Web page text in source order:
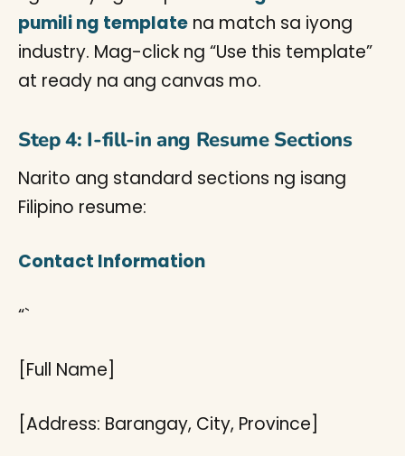
pumili ng template na match sa iyong
industry. Mag-click ng “Use this template”
at ready na ang canvas mo.
Step 4: I-fill-in ang Resume Sections
Narito ang standard sections ng isang
Filipino resume:
Contact Information
“`
[Full Name]
[Address: Barangay, City, Province]